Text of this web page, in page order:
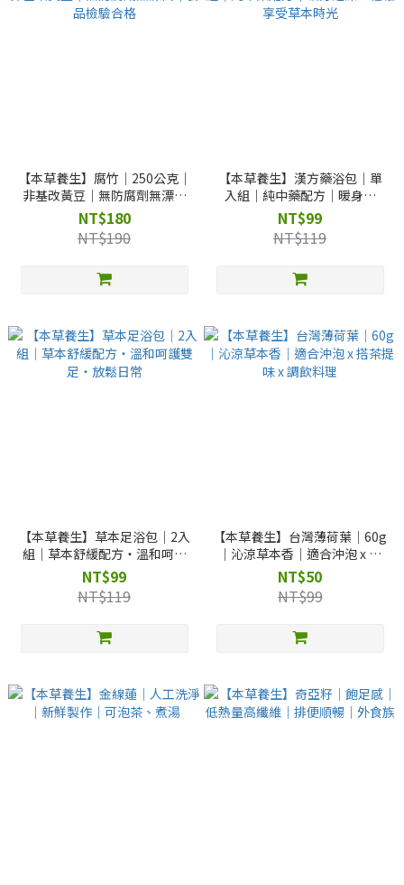
【本草養生】腐竹｜250公克｜
非基改黃豆｜無防腐劑無漂白
｜食品檢驗合格
NT$180
NT$190
【本草養生】漢方藥浴包｜單
入組｜純中藥配方｜暖身泡
澡・輕鬆享受草本時光
NT$99
NT$119
【本草養生】草本足浴包｜2入
組｜草本舒緩配方・溫和呵護
雙足・放鬆日常
NT$99
NT$119
【本草養生】台灣薄荷葉｜60g
｜沁涼草本香｜適合沖泡 x 搭
茶提味 x 調飲料理
NT$50
NT$99